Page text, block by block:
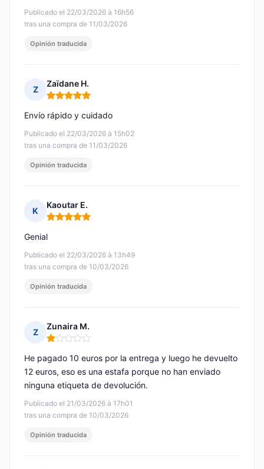
Publicado el 22/03/2026 à 16h56
tras una compra de 11/03/2026
Opinión traducida
Z
Zaïdane H.
Nota: 5 de 5
Publicado el 22/03/2026 à 15h02
tras una compra de 11/03/2026
Envío rápido y cuidado
Opinión traducida
K
Kaoutar E.
Nota: 5 de 5
Publicado el 22/03/2026 à 13h49
tras una compra de 10/03/2026
Genial
Opinión traducida
Z
Zunaira M.
Nota: 1 de 5
Publicado el 21/03/2026 à 17h01
tras una compra de 10/03/2026
He pagado 10 euros por la entrega y luego he devuelto
12 euros, eso es una estafa porque no han enviado
ninguna etiqueta de devolución.
Opinión traducida